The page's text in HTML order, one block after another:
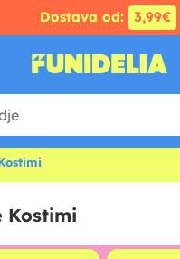
Dostava od: 3,99€
Kostimi